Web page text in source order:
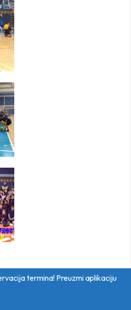
termina! Preuzmi aplikaciju